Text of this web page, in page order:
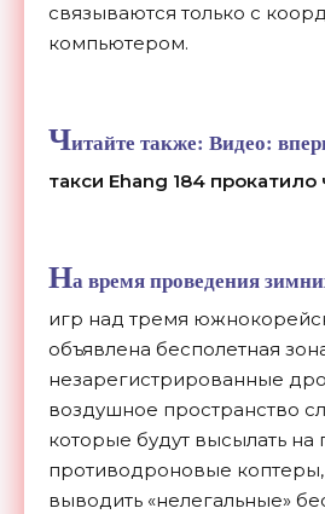
связываются только с
компьютером.
Читайте также: Видео:
такси Ehang 184 прокатило
На время проведения
игр над тремя
объявлена бесполетная
незарегистрированные
воздушное пространство
которые будут высылать на
противодроновые
выводить «нелегальные»